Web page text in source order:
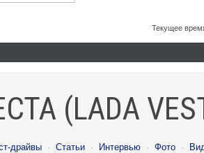
Текущее
(LADA
драйвы · Статьи · Интервью · Фото ·